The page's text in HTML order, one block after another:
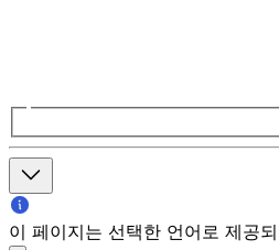
이 페이지는 선택한 언어로 제공